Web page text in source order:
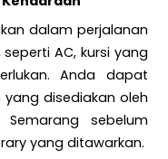
dalam perjalanan
AC, kursi yang
Anda dapat
disediakan oleh
sebelum
yang ditawarkan.